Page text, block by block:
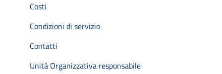
Costi
Condizioni di servizio
Contatti
Unità Organizzativa responsabile